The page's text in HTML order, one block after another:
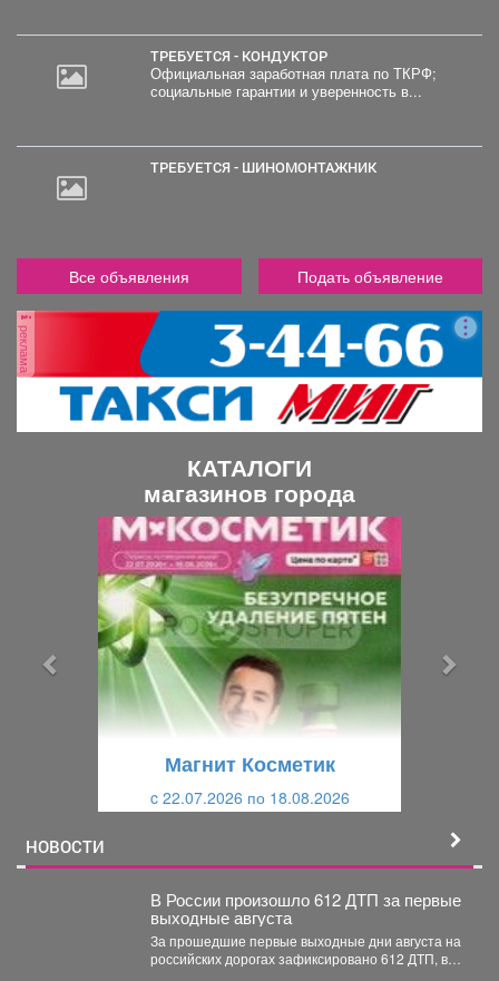
движении на автомобиле...
ВАМ дорог! ПБДД Госавтоинспекции
МеждуреченскаТРЕБУЕТСЯ - КОНДУКТОР
Официальная заработная плата по ТКРФ;
социальные гарантии и уверенность в...
ТРЕБУЕТСЯ - ШИНОМОНТАЖНИК
Все объявления Подать объявление
реклама
КАТАЛОГИ
магазинов города
Магнит Косметик
c 22.07.2026 по 18.08.2026
НОВОСТИ
В России произошло 612 ДТП за первые
выходные августа
За прошедшие первые выходные дни августа на
российских дорогах зафиксировано 612 ДТП, в